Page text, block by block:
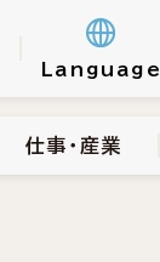
Language
市政情報
仕事・産業